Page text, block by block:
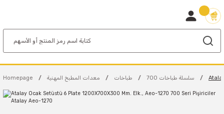
Homepage معدات المطبخ المهنية طباخات 700 سلسلة طباخات